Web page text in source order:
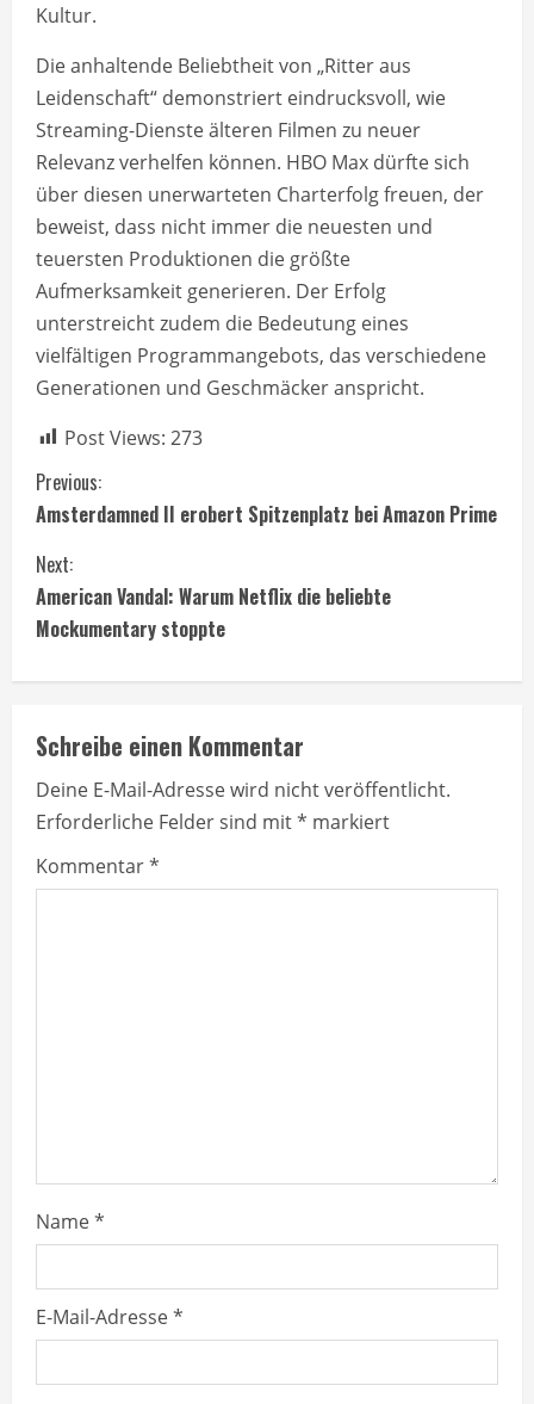
Kultur.
Die anhaltende Beliebtheit von „Ritter aus
Leidenschaft“ demonstriert eindrucksvoll, wie
Streaming-Dienste älteren Filmen zu neuer
Relevanz verhelfen können. HBO Max dürfte sich
über diesen unerwarteten Charterfolg freuen, der
beweist, dass nicht immer die neuesten und
teuersten Produktionen die größte
Aufmerksamkeit generieren. Der Erfolg
unterstreicht zudem die Bedeutung eines
vielfältigen Programmangebots, das verschiedene
Generationen und Geschmäcker anspricht.
Post Views: 273
C
o
n
t
i
n
u
e
R
g
Previous:
Amsterdamned II erobert Spitzenplatz bei Amazon Prime
Next:
American Vandal: Warum Netflix die beliebte
Mockumentary stoppte
Schreibe einen Kommentar
Deine E-Mail-Adresse wird nicht veröffentlicht.
Erforderliche Felder sind mit* markiert
Kommentar*
Name*
E-Mail-Adresse*